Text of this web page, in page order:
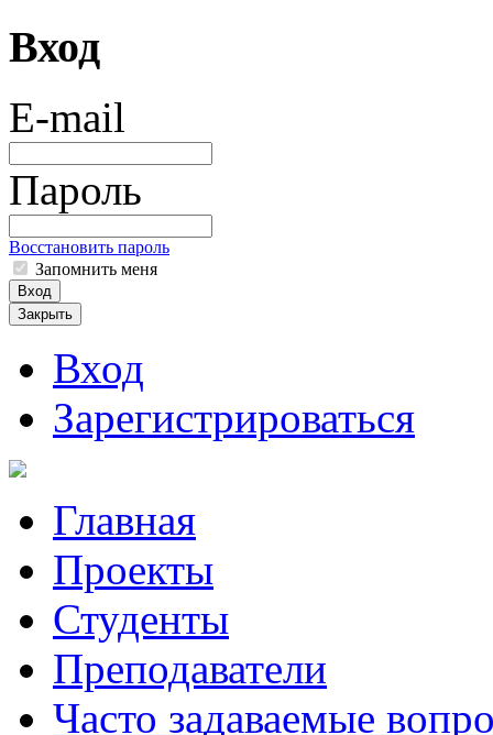
Вход
E-mail
Пароль
Восстановить пароль
Запомнить меня
Вход
Закрыть
Вход
Зарегистрироваться
Главная
Проекты
Студенты
Преподаватели
Часто задаваемые